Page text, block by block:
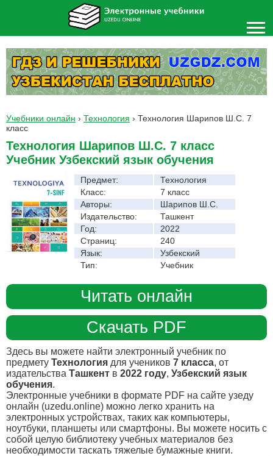
Учебники онлайн › Технология › Технология Шарипов Ш.С. 7
класс
Технология Шарипов Ш.С. 7 класс
Учебник Узбекский язык обучения
Предмет:
Технология
Класс:
7 класс
Авторы:
Шарипов Ш.С.
Издательство:
Ташкент
Год:
2022
Страниц:
240
Язык:
Узбекский
Тип:
Учебник
Читать онлайн
Скачать PDF
Здесь вы можете найти электронный учебник по
предмету Технология для учеников 7 класса, от
издательства Ташкент в 2022 году, Узбекский язык
обучения.
Электронные учебники в формате PDF на сайте узеду
онлайн (uzedu.online) можно легко хранить на
электронных устройствах, таких как компьютеры,
ноутбуки, планшеты или смартфоны. Вы можете носить с
собой целую библиотеку учебных материалов без
необходимости таскать тяжелые бумажные книги.